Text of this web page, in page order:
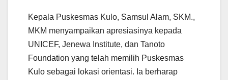
Kepala Puskesmas Kulo, Samsul Alam, SKM.,
MKM menyampaikan apresiasinya kepada
UNICEF, Jenewa Institute, dan Tanoto
Foundation yang telah memilih Puskesmas
Kulo sebagai lokasi orientasi. Ia berharap